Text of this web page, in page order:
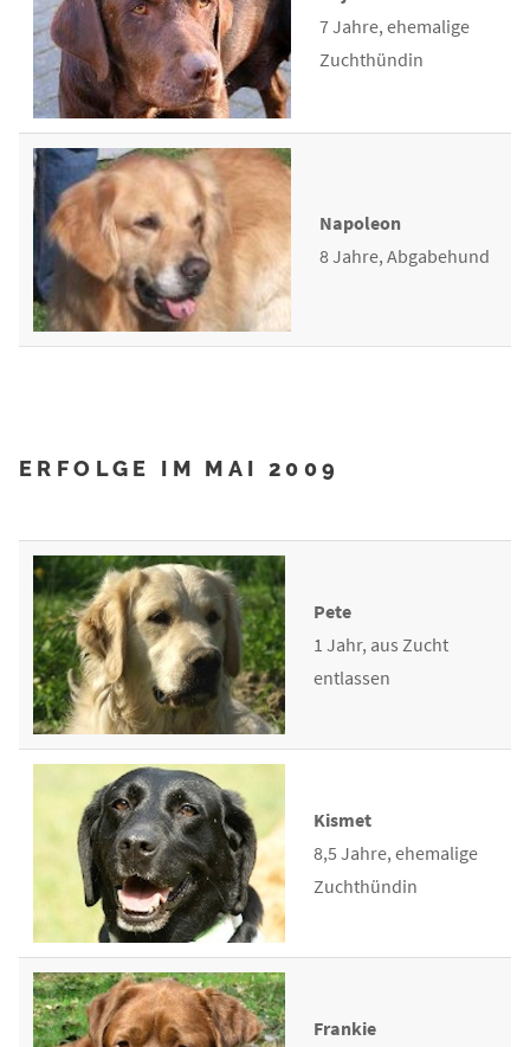
7 Jahre, ehemalige
Zuchthündin
Napoleon
8 Jahre, Abgabehund
ERFOLGE IM MAI 2009
Pete
1 Jahr, aus Zucht
entlassen
Kismet
8,5 Jahre, ehemalige
Zuchthündin
Frankie